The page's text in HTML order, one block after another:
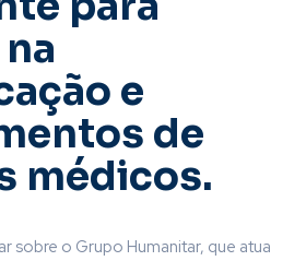
e
de
médicos.
sobre o Grupo Humanitar, que atua